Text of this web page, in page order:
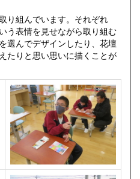
り組んでいます。それぞれ
う表情を見せながら取り組む
選んでデザインしたり、花壇
たりと思い思いに描くことが